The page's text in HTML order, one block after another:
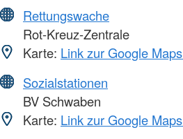
Rettungswache
Rot-Kreuz-Zentrale
Karte: Link zur Google
Sozialstationen
BV Schwaben
Karte: Link zur Google